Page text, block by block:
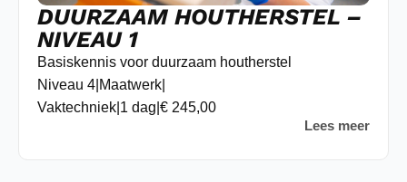
DUURZAAM HOUTHERSTEL –
NIVEAU 1
Basiskennis voor duurzaam houtherstel
Niveau 4 Maatwerk
Vaktechniek 1 dag € 245,00
Lees meer